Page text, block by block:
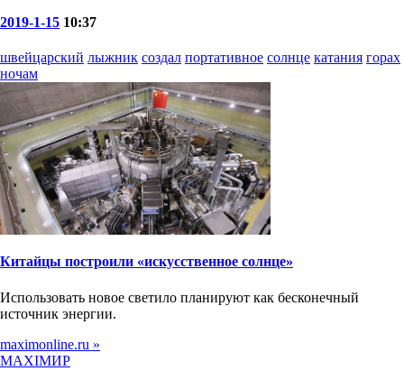
2019-1-15 10:37
швейцарский лыжник создал портативное солнце катания горах
ночам
Китайцы построили «искусственное солнце»
Использовать новое светило планируют как бесконечный
источник энергии.
maximonline.ru »
MAXIMИР